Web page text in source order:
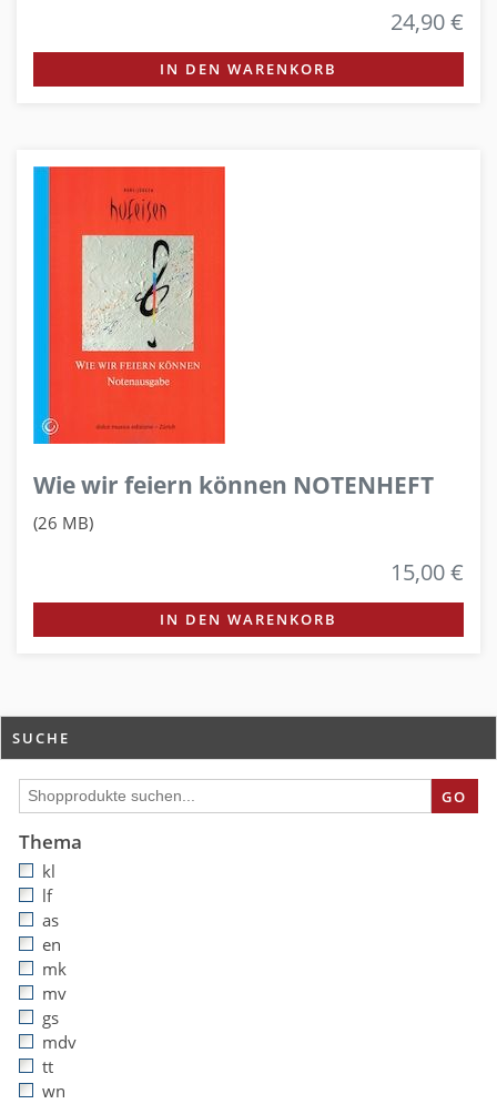
24,90 €
IN DEN WARENKORB
Wie wir feiern können NOTENHEFT
(26 MB)
15,00 €
IN DEN WARENKORB
SUCHE
GO
Thema
kl
lf
as
en
mk
mv
gs
mdv
tt
wn